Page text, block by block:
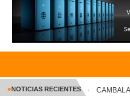
INICIO
●NOTICIAS RECIENTES